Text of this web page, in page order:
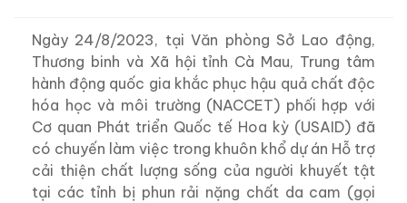
Ngày 24/8/2023, tại Văn phòng Sở Lao động,
Thương binh và Xã hội tỉnh Cà Mau, Trung tâm
hành động quốc gia khắc phục hậu quả chất độc
hóa học và môi trường (NACCET) phối hợp với
Cơ quan Phát triển Quốc tế Hoa kỳ (USAID) đã
có chuyến làm việc trong khuôn khổ dự án Hỗ trợ
cải thiện chất lượng sống của người khuyết tật
tại các tỉnh bị phun rải nặng chất da cam (gọi